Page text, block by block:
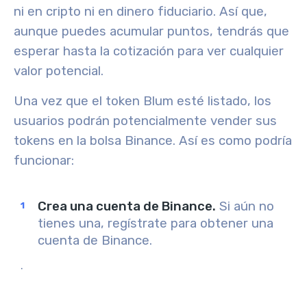
ni en cripto ni en dinero fiduciario. Así que,
aunque puedes acumular puntos, tendrás que
esperar hasta la cotización para ver cualquier
valor potencial.
Una vez que el token Blum esté listado, los
usuarios podrán potencialmente vender sus
tokens en la bolsa Binance. Así es como podría
funcionar:
Crea una cuenta de Binance. Si aún no
tienes una, regístrate para obtener una
cuenta de Binance.
.